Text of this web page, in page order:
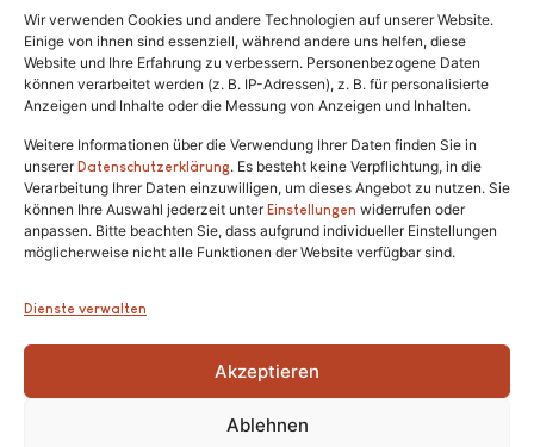
Wir verwenden Cookies und andere Technologien auf unserer Website.
Einige von ihnen sind essenziell, während andere uns helfen, diese
Website und Ihre Erfahrung zu verbessern. Personenbezogene Daten
können verarbeitet werden (z. B. IP-Adressen), z. B. für personalisierte
Anzeigen und Inhalte oder die Messung von Anzeigen und Inhalten.
Weitere Informationen über die Verwendung Ihrer Daten finden Sie in
unsererDatenschutzerklärung. Es besteht keine Verpflichtung, in die
Verarbeitung Ihrer Daten einzuwilligen, um dieses Angebot zu nutzen. Sie
können Ihre Auswahl jederzeit unterEinstellungen widerrufen oder
anpassen. Bitte beachten Sie, dass aufgrund individueller Einstellungen
möglicherweise nicht alle Funktionen der Website verfügbar sind.
Dienste verwalten
Akzeptieren
Ablehnen
Datenschutz
Satzung
Tel.:(02646) 915928
info@katzenschutzfreunde.de
Im Brandenfeld 22
53426 Schalkenbach